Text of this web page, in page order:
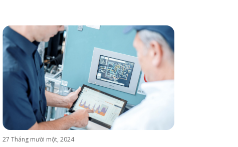
27 Tháng mười một, 2024